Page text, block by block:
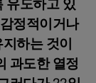
유도하고 있
정적이거나
하는 것이
과도한 열정